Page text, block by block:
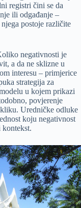
registri čini se da
ili odgađanje –
postoje različite
negativnosti je
a da ne sklizne u
interesu – primjerice
strategija za
u kojem prikazi
povjerenje
Uredničke odluke
koju negativnost
kontekst.